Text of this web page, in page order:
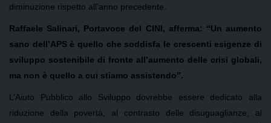
diminuzione rispetto all’anno precedente.
Raffaele Salinari, Portavoce del CINI, afferma: “Un aumento
sano dell’APS è quello che soddisfa le crescenti esigenze di
sviluppo sostenibile di fronte all’aumento delle crisi globali,
ma non è quello a cui stiamo assistendo”.
L’Aiuto Pubblico allo Sviluppo dovrebbe essere dedicato alla
riduzione della povertà, al contrasto delle disuguaglianze, al